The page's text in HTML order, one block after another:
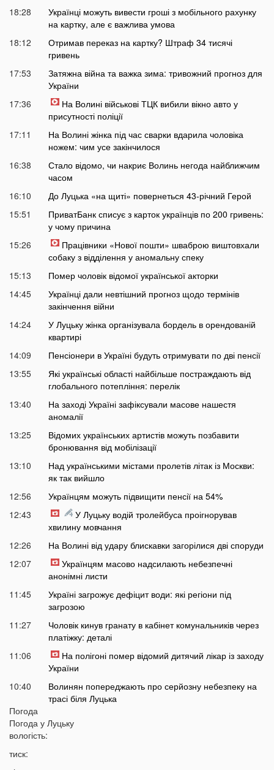
18:28
Українці можуть вивести гроші з мобільного рахунку
на картку, але є важлива умова
18:12
Отримав переказ на картку? Штраф 34 тисячі
гривень
17:53
Затяжна війна та важка зима: тривожний прогноз для
України
17:36
На Волині військові ТЦК вибили вікно авто у
присутності поліції
17:11
На Волині жінка під час сварки вдарила чоловіка
ножем: чим усе закінчилося
16:38
Стало відомо, чи накриє Волинь негода найближчим
часом
16:10
До Луцька «на щиті» повернеться 43-річний Герой
15:51
ПриватБанк списує з карток українців по 200 гривень:
у чому причина
15:26
Працівники «Нової пошти» шваброю виштовхали
собаку з відділення у аномальну спеку
15:13
Помер чоловік відомої української акторки
14:45
Українці дали невтішний прогноз щодо термінів
закінчення війни
14:24
У Луцьку жінка організувала бордель в орендованій
квартирі
14:09
Пенсіонери в Україні будуть отримувати по дві пенсії
13:55
Які українські області найбільше постраждають від
глобального потепління: перелік
13:40
На заході Україні зафіксували масове нашестя
аномалії
13:25
Відомих українських артистів можуть позбавити
бронювання від мобілізації
13:10
Над українськими містами пролетів літак із Москви:
як так вийшло
12:56
Українцям можуть підвищити пенсії на 54%
12:43
У Луцьку водій тролейбуса проігнорував
хвилину мовчання
12:26
На Волині від удару блискавки загорілися дві споруди
12:07
Українцям масово надсилають небезпечні
анонімні листи
11:45
Україні загрожує дефіцит води: які регіони під
загрозою
11:27
Чоловік кинув гранату в кабінет комунальників через
платіжку: деталі
11:06
На полігоні помер відомий дитячий лікар із заходу
України
10:40
Волинян попереджають про серйозну небезпеку на
трасі біля Луцька
10:15
наслідки
Погода
Погода у Луцьку
вологість:
тиск: